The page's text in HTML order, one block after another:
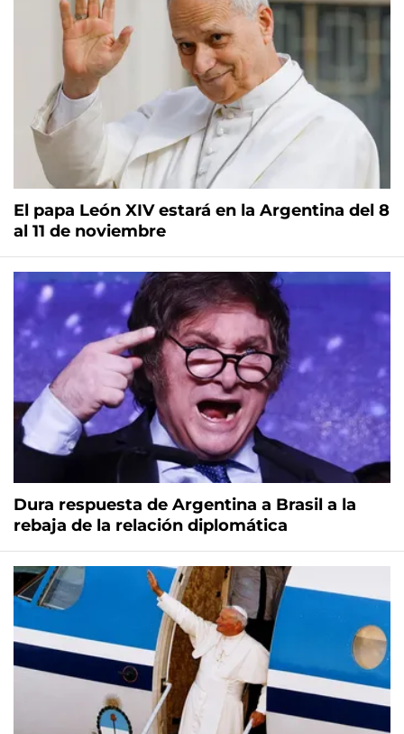
El papa León XIV estará en la Argentina del 8
al 11 de noviembre
Dura respuesta de Argentina a Brasil a la
rebaja de la relación diplomática